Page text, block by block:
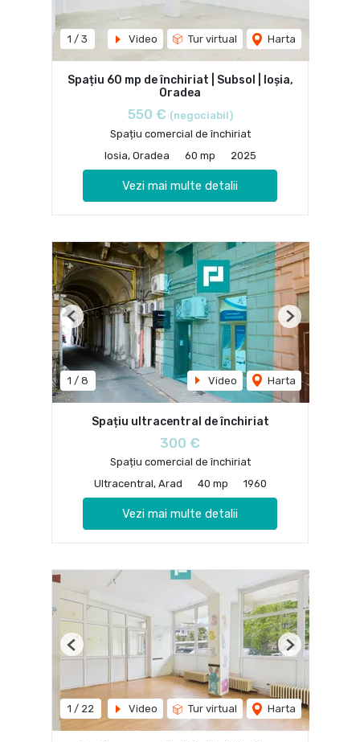
1 / 3 Video Tur virtual Harta
Spațiu 60 mp de închiriat | Subsol | Ioșia,
Oradea
550 € (negociabil)
Spațiu comercial de închiriat
Iosia, Oradea
60 mp 2025
Vezi mai multe detalii
1 / 8 Video Harta
Previous Next
Spațiu ultracentral de închiriat
300 €
Spațiu comercial de închiriat
Ultracentral, Arad
40 mp 1960
Vezi mai multe detalii
1 / 22 Video Tur virtual Harta
Previous Next